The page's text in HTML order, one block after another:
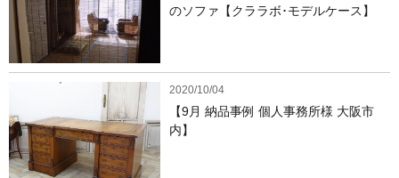
のソファ【クララボ･モデルケース】
2020/10/04
【9月 納品事例 個人事務所様 大阪市
内】